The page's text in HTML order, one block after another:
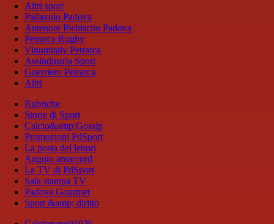
Altri sport
Pallavolo Padova
Antenore Plebiscito Padova
Petrarca Rugby
Vinumitaly Petrarca
Assindustria Sport
Guerriero Petrarca
Altri
Rubriche
Storie di Sport
Calcio&amp;Gossip
Promozioni PdSport
La posta dei lettori
Angolo amarcord
La TV di PdSport
Sala stampa TV
Padova Gourmet
Sport &amp; diritto